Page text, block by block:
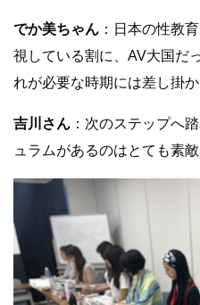
でか美ちゃん ：日本の性教
視している割に、AV大国だ
れが必要な時期には差し掛
吉川さん ：次のステップへ
ュラムがあるのはとても素敵